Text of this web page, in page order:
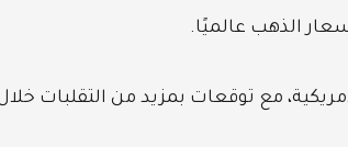
الذهب عالميًا.
مع توقعات بمزيد من التقلبات